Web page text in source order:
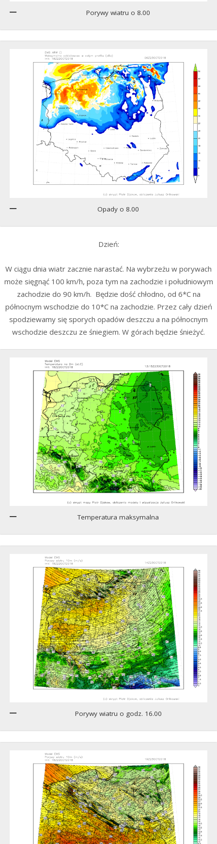
Porywy wiatru o 8.00
Opady o 8.00
Dzień:
W ciągu dnia wiatr zacznie narastać. Na wybrzeżu w porywach
może sięgnąć 100 km/h, poza tym na zachodzie i południowym
zachodzie do 90 km/h. Będzie dość chłodno, od 6*C na
północnym wschodzie do 10*C na zachodzie. Przez cały dzień
spodziewamy się sporych opadów deszczu a na północnym
wschodzie deszczu ze śniegiem. W górach będzie śnieżyć.
Temperatura maksymalna
Porywy wiatru o godz. 16.00